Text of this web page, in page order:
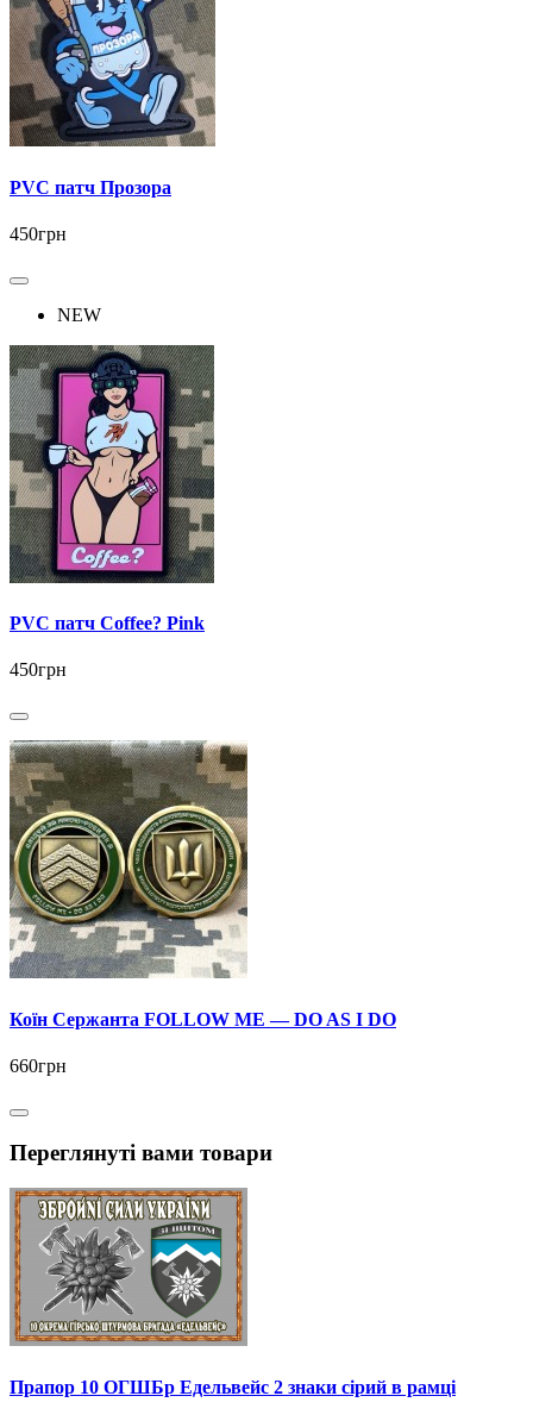
PVC патч Прозора
450грн
NEW
PVC патч Coffee? Pink
450грн
Коїн Сержанта FOLLOW ME — DO AS I DO
660грн
Переглянуті вами товари
Прапор 10 ОГШБр Едельвейс 2 знаки сірий в рамці